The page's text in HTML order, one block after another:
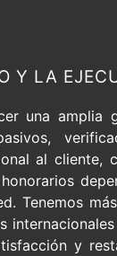
Y LA
una amplia
al cliente,
Tenemos
y